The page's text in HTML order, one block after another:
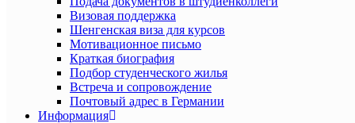
Визовая поддержка
Шенгенская виза для курсов
Мотивационное письмо
Краткая биография
Подбор студенческого жилья
Встреча и сопровождение
Почтовый адрес в Германии
Информация